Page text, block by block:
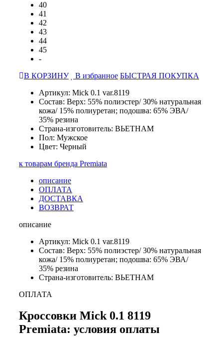
40
41
42
43
44
45
-
В КОРЗИНУ
В избранное БЫСТРАЯ ПОКУПКА
Артикул: Mick 0.1 var.8119
Состав: Верх: 55% полиэстер/ 30% натуральная
кожа/ 15% полиуретан; подошва: 65% ЭВА/
35% резина
Страна-изготовитель: ВЬЕТНАМ
Пол: Мужское
Цвет: Черный
к товарам бренда Premiata
описание
ОПЛАТА
ДОСТАВКА
ВОЗВРАТ
описание
Артикул: Mick 0.1 var.8119
Состав: Верх: 55% полиэстер/ 30% натуральная
кожа/ 15% полиуретан; подошва: 65% ЭВА/
35% резина
Страна-изготовитель: ВЬЕТНАМ
ОПЛАТА
Кроссовки Mick 0.1 8119
Premiata: условия оплаты